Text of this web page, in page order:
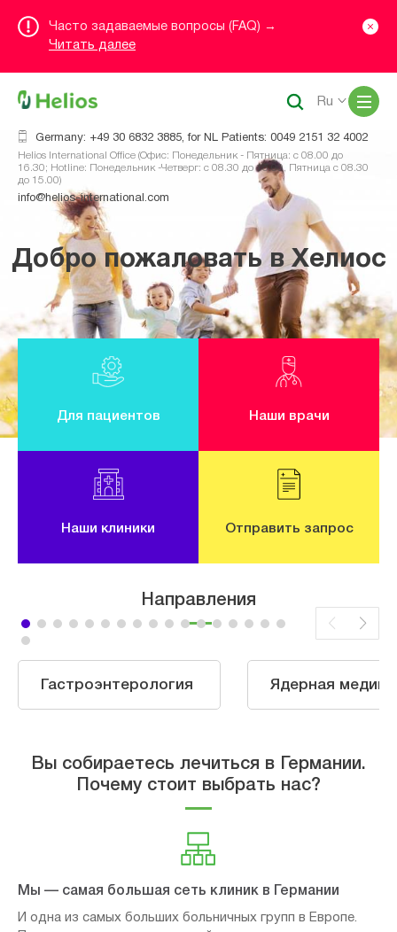
Часто задаваемые вопросы (FAQ) →
Читать далее
Germany: +49 30 6832 3885, for NL Patients: 0049 2151 32 4002
Helios International Office (Офис: Понедельник - Пятница: с 08.00 до
16.30; Hotline: Понедельник -Четверг: с 08.30 до 16.00, Пятница с 08.30
до 15.00)
info@helios-international.com
Ru
Добро пожаловать в Хелиос
Для пациентов Наши врачи
Наши клиники Отправить запрос
Направления
Гастроэнтерология Ядерная
Вы собираетесь лечиться в Германии.
Почему стоит выбрать нас?
Мы — самая большая сеть клиник в Германии
И одна из самых больших больничных групп в Европе.